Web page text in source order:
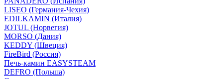
LISEO (Германия-Чехия)
EDILKAMIN (Италия)
JOTUL (Норвегия)
MORSO (Дания)
KEDDY (Швеция)
FireBird (Россия)
Печь-камин EASYSTEAM
DEFRO (Польша)